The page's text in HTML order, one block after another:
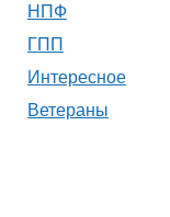
НПФ
ГПП
Интересное
Ветераны